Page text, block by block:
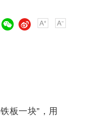
板一块”，用